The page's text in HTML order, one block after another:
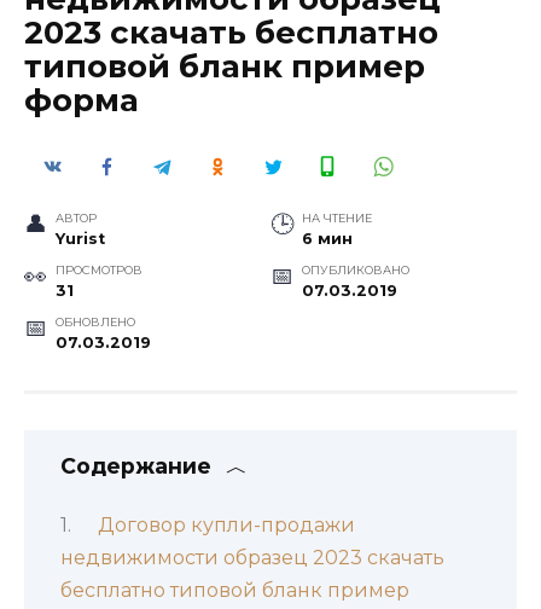
2023 скачать бесплатно
типовой бланк пример
форма
АВТОР
Yurist
НА ЧТЕНИЕ
6 мин
ПРОСМОТРОВ
31
ОПУБЛИКОВАНО
07.03.2019
ОБНОВЛЕНО
07.03.2019
Содержание
Договор купли-продажи
недвижимости образец 2023 скачать
бесплатно типовой бланк пример